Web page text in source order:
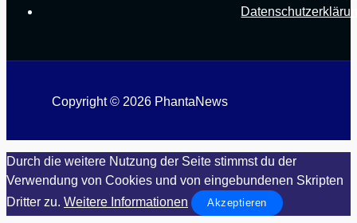
Copyright © 2026 PhantaNews
Durch die weitere Nutzung der Seite stimmst du der
Verwendung von Cookies und von eingebundenen Skripten
Dritter zu. Weitere Informationen Akzeptieren